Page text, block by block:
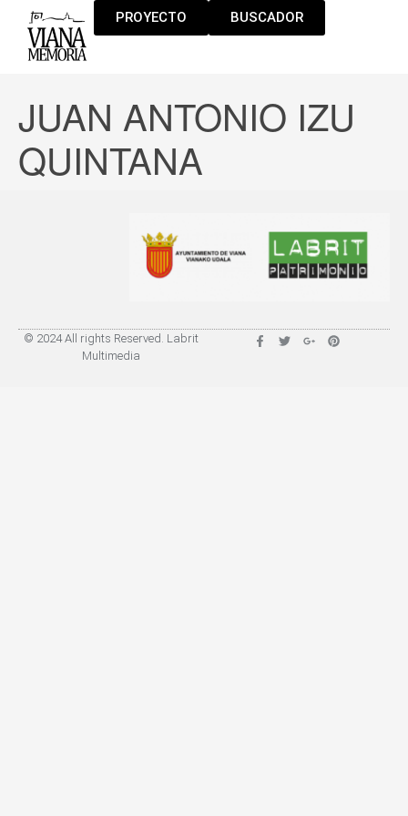
PROYECTO BUSCADOR
JUAN ANTONIO IZU
QUINTANA
© 2024 All rights Reserved. Labrit
Multimedia